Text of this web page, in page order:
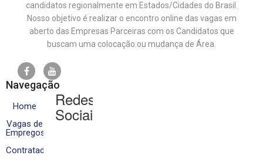
candidatos regionalmente em Estados/Cidades do Brasil.
Nosso objetivo é realizar o encontro online das vagas em
aberto das Empresas Parceiras com os Candidatos que
buscam uma colocação ou mudança de Área.
Navegação
Home
Vagas de
Empregos
Contratados
Redes
Sociais